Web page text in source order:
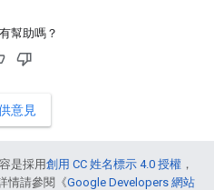
幫助嗎？
意見
是採用創用 CC 姓名標示 4.0 授權 ，
情請參閱《Google Developers 網站